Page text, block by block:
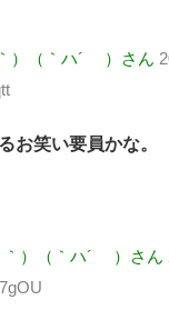
）（｀ハ´ ）さん
お笑い要員かな。
｀）（｀ハ´ ）さん